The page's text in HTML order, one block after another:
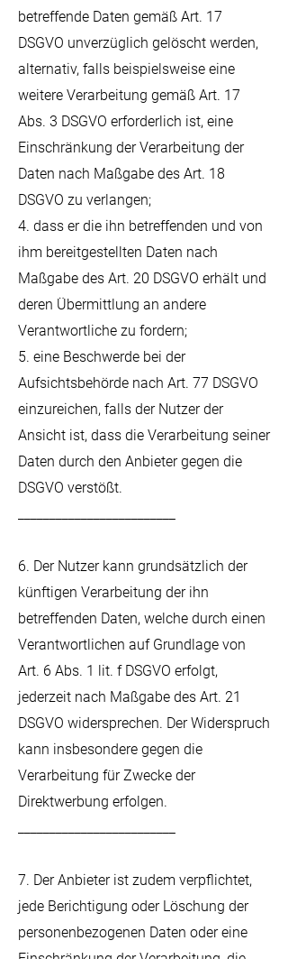
betreffende Daten gemäß Art. 17
DSGVO unverzüglich gelöscht werden,
alternativ, falls beispielsweise eine
weitere Verarbeitung gemäß Art. 17
Abs. 3 DSGVO erforderlich ist, eine
Einschränkung der Verarbeitung der
Daten nach Maßgabe des Art. 18
DSGVO zu verlangen;
4. dass er die ihn betreffenden und von
ihm bereitgestellten Daten nach
Maßgabe des Art. 20 DSGVO erhält und
deren Übermittlung an andere
Verantwortliche zu fordern;
5. eine Beschwerde bei der
Aufsichtsbehörde nach Art. 77 DSGVO
einzureichen, falls der Nutzer der
Ansicht ist, dass die Verarbeitung seiner
Daten durch den Anbieter gegen die
DSGVO verstößt.
6. Der Nutzer kann grundsätzlich der
künftigen Verarbeitung der ihn
betreffenden Daten, welche durch einen
Verantwortlichen auf Grundlage von
Art. 6 Abs. 1 lit. f DSGVO erfolgt,
jederzeit nach Maßgabe des Art. 21
DSGVO widersprechen. Der Widerspruch
kann insbesondere gegen die
Verarbeitung für Zwecke der
Direktwerbung erfolgen.
7. Der Anbieter ist zudem verpflichtet,
jede Berichtigung oder Löschung der
personenbezogenen Daten oder eine